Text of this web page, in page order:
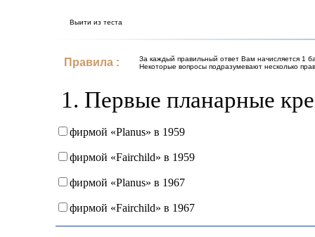
Выити из теста
Правила :
За каждый правильный ответ Вам начисляется 1
Некоторые вопросы подразумевают несколько
1. Первые планарные
фирмой «Planus» в 1959
фирмой «Fairchild» в 1959
фирмой «Planus» в 1967
фирмой «Fairchild» в 1967